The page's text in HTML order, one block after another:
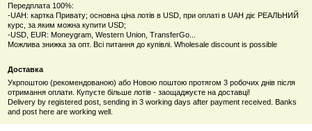
Передплата 100%:
-UAH: картка Привату; основна ціна лотів в USD, при оплаті в UAH діє РЕАЛЬНИЙ
курс, за яким можна купити USD;
-USD, EUR: Moneygram, Western Union, TransferGo...
Можлива знижка за опт. Всі питання до купівлі. Wholesale discount is possible
Доставка
Укрпоштою (рекомендованою) або Новою поштою протягом 3 робочих днів після
отримання оплати. Купуєте більше лотів - заощаджуєте на доставці!
Delivery by registered post, sending in 3 working days after payment received. Banks
and post here are working well.